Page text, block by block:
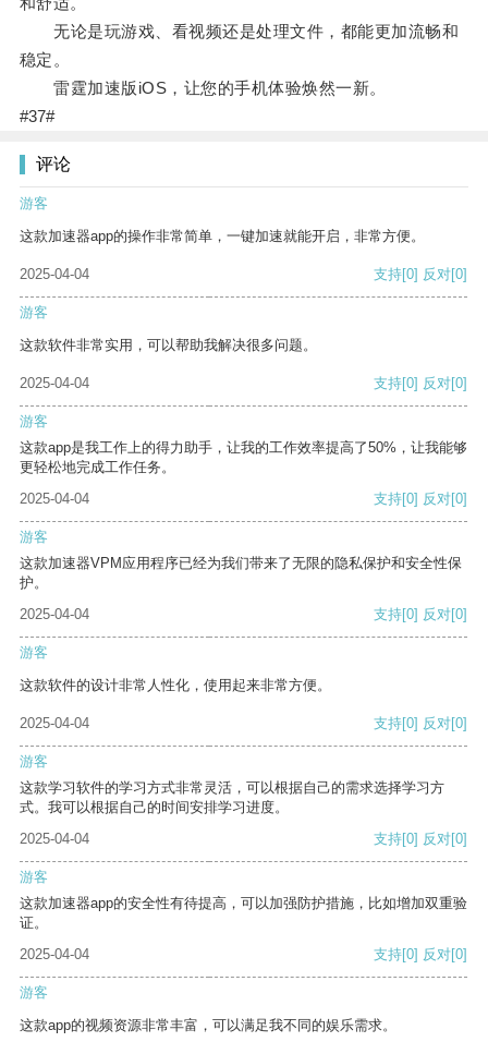
无论是玩游戏、看视频还是处理文件，都能更加流畅和
稳定。
雷霆加速版iOS，让您的手机体验焕然一新。
#37#
评论
游客
这款加速器app的操作非常简单，一键加速就能开启，非常方便。
2025-04-04 支持[0] 反对[0]
游客
这款软件非常实用，可以帮助我解决很多问题。
2025-04-04 支持[0] 反对[0]
游客
这款app是我工作上的得力助手，让我的工作效率提高了50%，让我能够
更轻松地完成工作任务。
2025-04-04
支持[0] 反对[0]
游客
这款加速器VPM应用程序已经为我们带来了无限的隐私保护和安全性保
护。
2025-04-04
支持[0] 反对[0]
游客
这款软件的设计非常人性化，使用起来非常方便。
2025-04-04 支持[0] 反对[0]
游客
这款学习软件的学习方式非常灵活，可以根据自己的需求选择学习方
式。我可以根据自己的时间安排学习进度。
2025-04-04
支持[0] 反对[0]
游客
这款加速器app的安全性有待提高，可以加强防护措施，比如增加双重验
证。
2025-04-04
支持[0] 反对[0]
游客
这款app的视频资源非常丰富，可以满足我不同的娱乐需求。